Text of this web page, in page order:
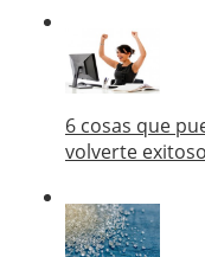
6 cosas que
volverte exitoso